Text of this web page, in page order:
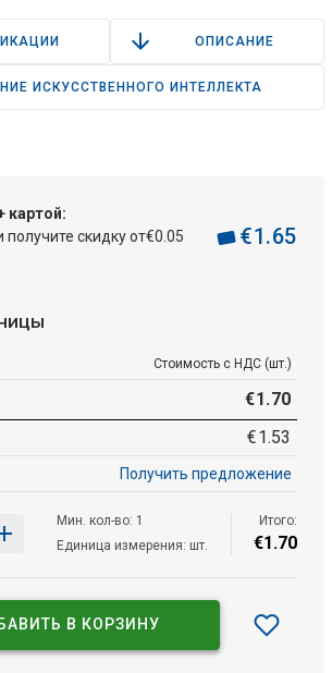
ОПИСАНИЕ
ИСКУССТВЕННОГО ИНТЕЛЛЕКТА
картой:
получите скидку от€0 05
€1.65
Стоимость с НДС (шт.)
€1.70
€1.53
Получить предложение
Мин. кол-во: 1
Единица измерения: шт.
Итого:
€1.70
В КОРЗИНУ